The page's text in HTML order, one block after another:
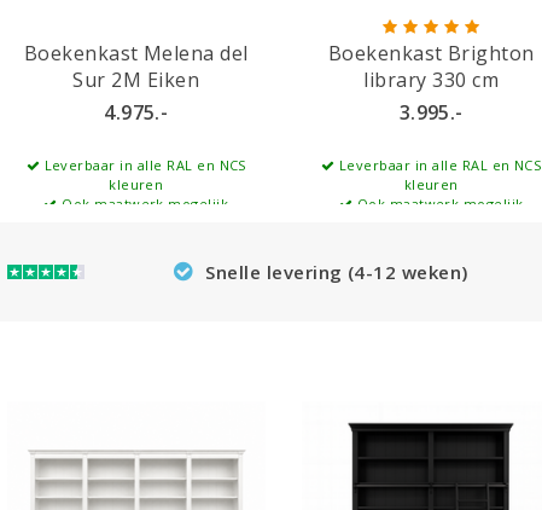
Boekenkast Melena del
Sur 2M Eiken
4.975.-
Leverbaar in alle RAL en NCS
kleuren
Ook maatwerk mogelijk
Boekenkast Brighton
library 330 cm
3.995.-
Leverbaar in alle RAL en NCS
kleuren
Ook maatwerk mogelijk
Snelle levering (4-12 weken)